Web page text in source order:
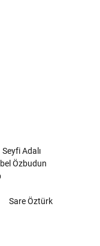
Seyfi Adalı
Özbudun
Sare Öztürk